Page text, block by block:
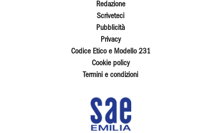
Redazione
Scriveteci
Pubblicità
Privacy
Codice Etico e Modello 231
Cookie policy
Termini e condizioni